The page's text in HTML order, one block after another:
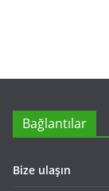
Bağlantılar
Bize ulaşın